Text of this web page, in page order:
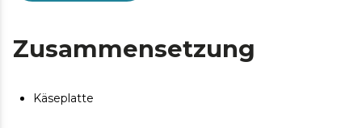
Zusammensetzung
Käseplatte